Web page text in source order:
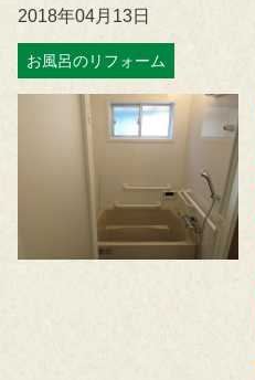
2018年04月13日
お風呂のリフォーム